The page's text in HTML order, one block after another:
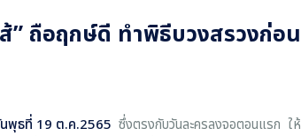
” ถือฤกษ์ดี ทำพิธีบวงสรวงก่อน
นพุธที่ 19 ต.ค.2565 ซึ่งตรงกับวันละครลงจอตอนแรก ให้